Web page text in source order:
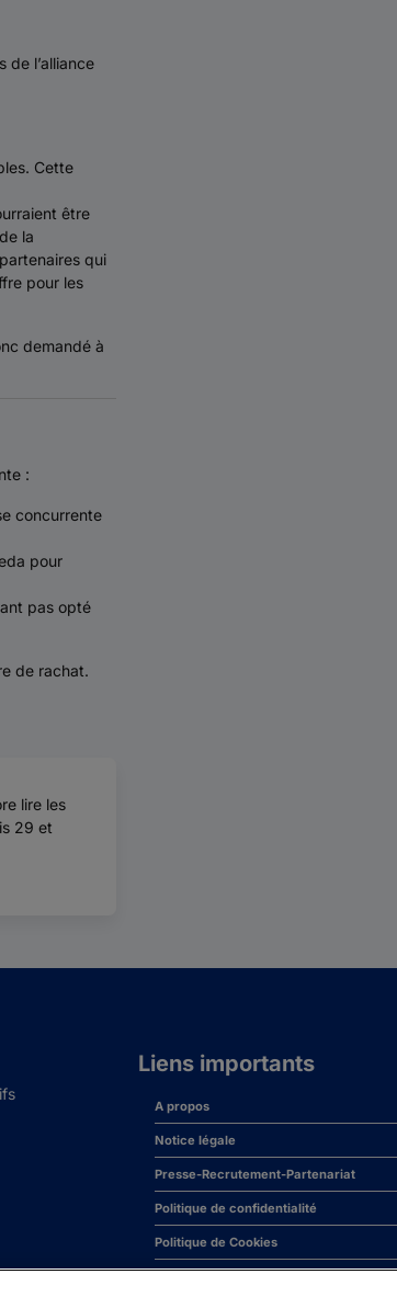
de l’alliance
Cette
être
la
qui
pour les
demandé à
:
concurrente
pour
pas opté
de rachat.
lire les
29 et
Liens importants
A propos
Notice légale
Presse-Recrutement-Partenariat
Politique de confidentialité
Politique de Cookies